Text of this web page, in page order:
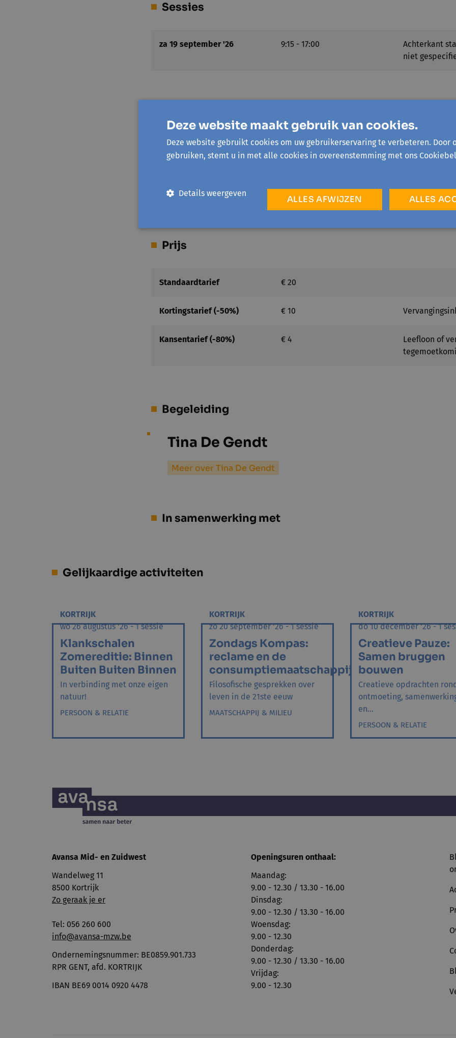
Sessies
za 19 september '26 9:15 - 17:00
Achterkant
niet
Achterkant station Kortrijk
Pieter Tacklaan
Toon op kaart
Prijs
Standaardtarief € 20
Kortingstarief (-50%) € 10
Kansentarief (-80%) € 4
Leefloon of
Begeleiding
Tina De Gendt
Meer over Tina De Gendt
In samenwerking met
Gelijkaardige activiteiten
KORTRIJK
wo 26 augustus '26 - 1 sessie
Klankschalen
Zomereditie: Binnen
Buiten Buiten Binnen
In verbinding met onze eigen
natuur!
PERSOON & RELATIE
KORTRIJK
zo 20 september '26 - 1 sessie
Zondags Kompas:
reclame en de
consumptiemaatschappij
Filosofische gesprekken over
leven in de 21ste eeuw
MAATSCHAPPIJ & MILIEU
KORTRIJK
do 10 december '26 - 1
Creatieve Pauze:
Samen bruggen
bouwen
Creatieve opdrachten
ontmoeting,
en...
PERSOON & RELATIE
Avansa Mid- en Zuidwest
Wandelweg 11
8500 Kortrijk
Zo geraak je er
Tel: 056 260 600
info@avansa-mzw.be
Ondernemingsnummer: BE0859.901.733
RPR GENT, afd. KORTRIJK
IBAN BE69 0014 0920 4478
Openingsuren onthaal:
Maandag:
9.00 - 12.30 / 13.30 - 16.00
Dinsdag:
9.00 - 12.30 / 13.30 - 16.00
Woensdag:
9.00 - 12.30
Donderdag:
9.00 - 12.30 / 13.30 - 16.00
Vrijdag:
9.00 - 12.30
Deze website maakt gebruik van cookies.
Deze website gebruikt cookies om uw gebruikerservaring te verbeteren. Door
gebruiken, stemt u in met alle cookies in overeenstemming met ons
ALLES
ALLES AFWIJZEN
Details weergeven